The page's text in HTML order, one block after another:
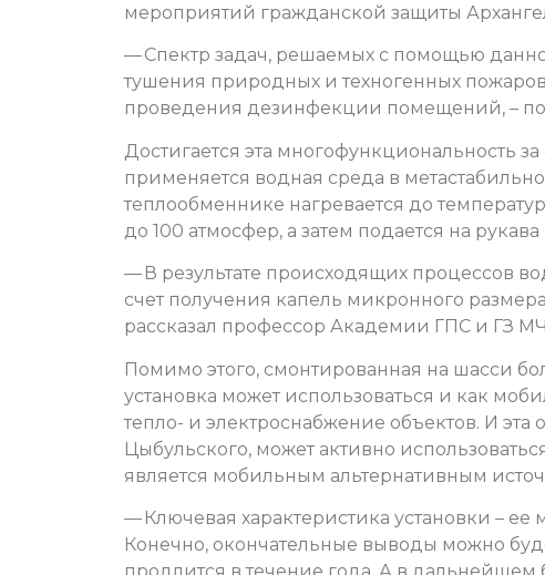
мероприятий гражданской защиты
— Спектр задач, решаемых с помощью
тушения природных и техногенных
проведения дезинфекции помещений, –
Достигается эта многофункциональность
применяется водная среда в
теплообменнике нагревается до
до 100 атмосфер, а затем подается на
— В результате происходящих процессов
счет получения капель микронного
рассказал профессор Академии ГПС и ГЗ
Помимо этого, смонтированная на шасси
установка может использоваться и как
тепло- и электроснабжение объектов. И
Цыбульского, может активно
является мобильным альтернативным
— Ключевая характеристика установки – ее
Конечно, окончательные выводы можно